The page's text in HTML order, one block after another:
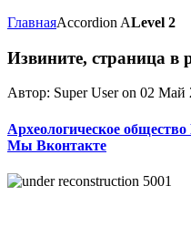
ГлавнаяAccordion ALevel 2
Извините, страница в
Автор: Super User on 02 Май
Археологическое
Мы Вконтакте